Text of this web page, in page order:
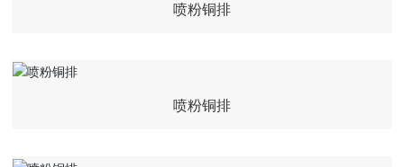
喷粉铜排
喷粉铜排